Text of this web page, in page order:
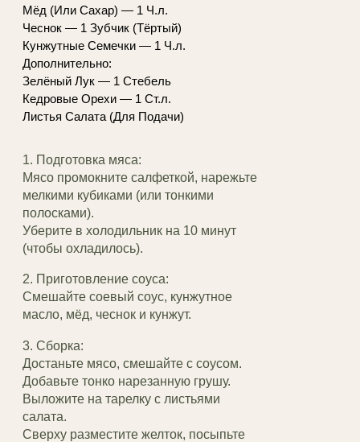
Мёд (Или Сахар) — 1 Ч.л.
Чеснок — 1 Зубчик (Тёртый)
Кунжутные Семечки — 1 Ч.л.
Дополнительно:
Зелёный Лук — 1 Стебель
Кедровые Орехи — 1 Ст.л.
Листья Салата (Для Подачи)
1. Подготовка мяса:
Мясо промокните салфеткой, нарежьте
мелкими кубиками (или тонкими
полосками).
Уберите в холодильник на 10 минут
(чтобы охладилось).
2. Приготовление соуса:
Смешайте соевый соус, кунжутное
масло, мёд, чеснок и кунжут.
3. Сборка:
Достаньте мясо, смешайте с соусом.
Добавьте тонко нарезанную грушу.
Выложите на тарелку с листьями
салата.
Сверху разместите желток, посыпьте